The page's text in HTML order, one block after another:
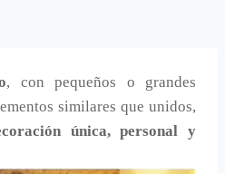
, con pequeños o grandes
similares que unidos,
única, personal y